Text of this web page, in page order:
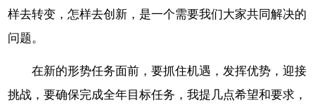
样去转变，怎样去创新，是一个需要我们大家共同解决的
问题。
在新的形势任务面前，要抓住机遇，发挥优势，迎接
挑战，要确保完成全年目标任务，我提几点希望和要求，